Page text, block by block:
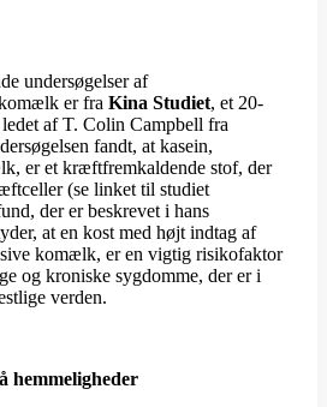
undersøgelser af
er fra Kina Studiet, et 20-
af T. Colin Campbell fra
fandt, at kasein,
er et kræftfremkaldende stof, der
(se linket til studiet
der er beskrevet i hans
at en kost med højt indtag af
komælk, er en vigtig risikofaktor
og kroniske sygdomme, der er i
verden.
hemmeligheder